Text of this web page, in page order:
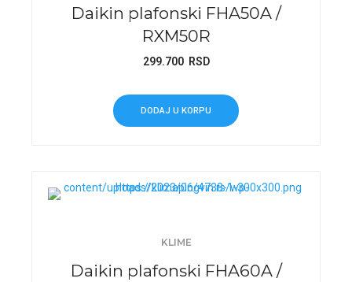
Daikin plafonski FHA50A /
RXM50R
299.700 RSD
DODAJ U KORPU
KLIME
Daikin plafonski FHA60A /